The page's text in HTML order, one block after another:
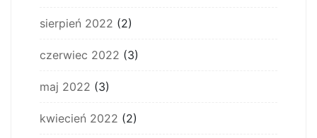
sierpień 2022 (2)
czerwiec 2022 (3)
maj 2022 (3)
kwiecień 2022 (2)